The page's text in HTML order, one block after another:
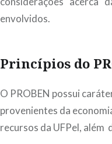
envolvidos.
Princípios do
O PROBEN possui
provenientes da
recursos da UFPel, além